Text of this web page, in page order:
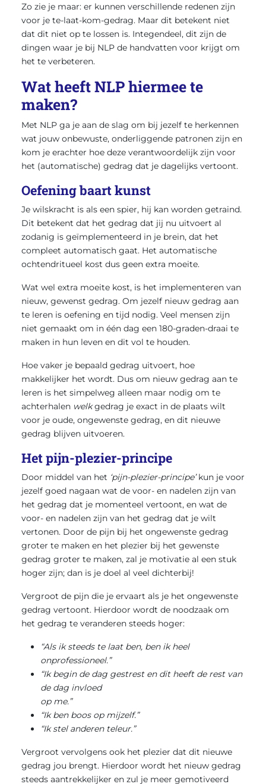
Zo zie je maar: er kunnen verschillende redenen zijn
voor je te-laat-kom-gedrag. Maar dit betekent niet
dat dit niet op te lossen is. Integendeel, dit zijn de
dingen waar je bij NLP de handvatten voor krijgt om
het te verbeteren.
Wat heeft NLP hiermee te
maken?
Met NLP ga je aan de slag om bij jezelf te herkennen
wat jouw onbewuste, onderliggende patronen zijn en
kom je erachter hoe deze verantwoordelijk zijn voor
het (automatische) gedrag dat je dagelijks vertoont.
Oefening baart kunst
Je wilskracht is als een spier, hij kan worden getraind.
Dit betekent dat het gedrag dat jij nu uitvoert al
zodanig is geïmplementeerd in je brein, dat het
compleet automatisch gaat. Het automatische
ochtendritueel kost dus geen extra moeite.
Wat wel extra moeite kost, is het implementeren van
nieuw, gewenst gedrag. Om jezelf nieuw gedrag aan
te leren is oefening en tijd nodig. Veel mensen zijn
niet gemaakt om in één dag een 180-graden-draai te
maken in hun leven en dit vol te houden.
Hoe vaker je bepaald gedrag uitvoert, hoe
makkelijker het wordt. Dus om nieuw gedrag aan te
leren is het simpelweg alleen maar nodig om te
achterhalen welkgedrag je exact in de plaats wilt
voor je oude, ongewenste gedrag, en dit nieuwe
gedrag blijven uitvoeren.
Het pijn-plezier-principe
Door middel van het ‘pijn-plezier-principe’kun je voor
jezelf goed nagaan wat de voor- en nadelen zijn van
het gedrag dat je momenteel vertoont, en wat de
voor- en nadelen zijn van het gedrag dat je wilt
vertonen. Door de pijn bij het ongewenste gedrag
groter te maken en het plezier bij het gewenste
gedrag groter te maken, zal je motivatie al een stuk
hoger zijn; dan is je doel al veel dichterbij!
Vergroot de pijn die je ervaart als je het ongewenste
gedrag vertoont. Hierdoor wordt de noodzaak om
het gedrag te veranderen steeds hoger:
“Als ik steeds te laat ben, ben ik heel
onprofessioneel.”
“Ik begin de dag gestrest en dit heeft de rest van
de dag invloed
op me.”
“Ik ben boos op mijzelf.”
“Ik stel anderen teleur.”
Vergroot vervolgens ook het plezier dat dit nieuwe
gedrag jou brengt. Hierdoor wordt het nieuw gedrag
steeds aantrekkelijker en zul je meer gemotiveerd